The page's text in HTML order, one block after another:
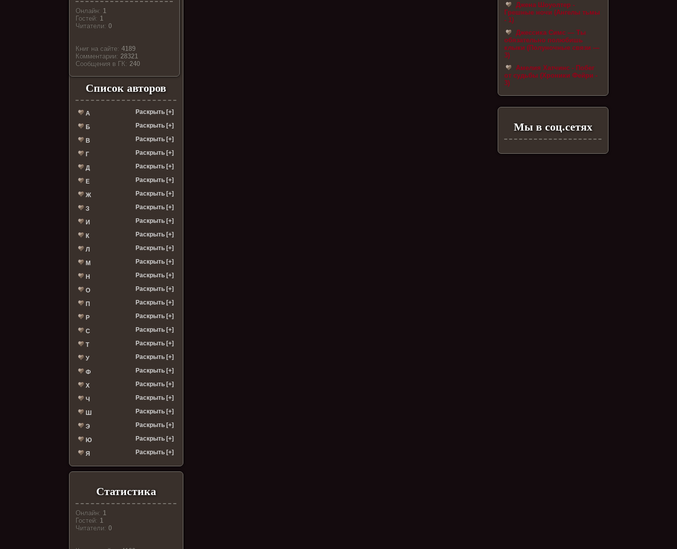
Онлайн: 1
Гостей: 1
Читатели: 0
Книг на сайте: 4189
Комментарии: 28321
Cообщения в ГК: 240
Список авторов
А Раскрыть [+]
Б Раскрыть [+]
В Раскрыть [+]
Г Раскрыть [+]
Д Раскрыть [+]
Е Раскрыть [+]
Ж Раскрыть [+]
З Раскрыть [+]
И Раскрыть [+]
К Раскрыть [+]
Л Раскрыть [+]
М Раскрыть [+]
Н Раскрыть [+]
О Раскрыть [+]
П Раскрыть [+]
Р Раскрыть [+]
С Раскрыть [+]
Т Раскрыть [+]
У Раскрыть [+]
Ф Раскрыть [+]
Х Раскрыть [+]
Ч Раскрыть [+]
Ш Раскрыть [+]
Э Раскрыть [+]
Ю Раскрыть [+]
Я Раскрыть [+]
Статистика
Онлайн: 1
Гостей: 1
Читатели: 0
Джена Шоуолтер -
Грешные ночи (Ангелы тьмы
- 1)
Джессика Симс — Ты
обязательно полюбишь
клыки (Полуночные связи —
3)
Амелия Хатчинс - Побег
от судьбы (Хроники Фейри -
3)
Мы в соц.сетях